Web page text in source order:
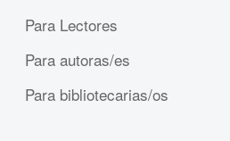
Para Lectores
Para autoras/es
Para bibliotecarias/os